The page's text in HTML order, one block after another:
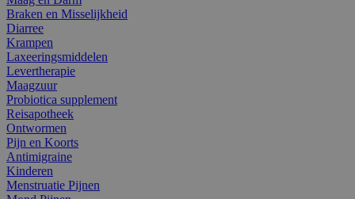
Braken en Misselijkheid
Diarree
Krampen
Laxeeringsmiddelen
Levertherapie
Maagzuur
Probiotica supplement
Reisapotheek
Ontwormen
Pijn en Koorts
Antimigraine
Kinderen
Menstruatie Pijnen